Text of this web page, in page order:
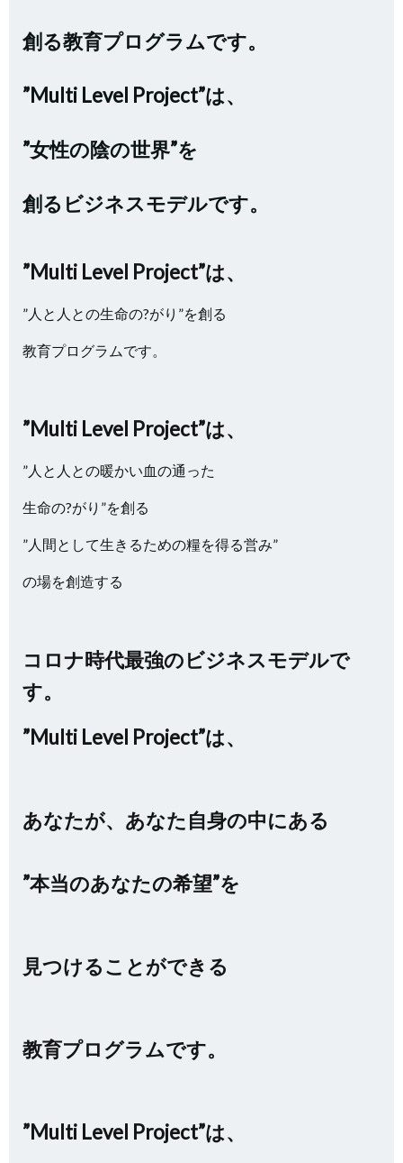
創る教育プログラムです。
”Multi Level Project”は、
”女性の陰の世界”を
創るビジネスモデルです。
”Multi Level Project”は、
”人と人との生命の?がり”を創る
教育プログラムです。
”Multi Level Project”は、
”人と人との暖かい血の通った
生命の?がり”を創る
”人間として生きるための糧を得る営み”
の場を創造する
コロナ時代最強のビジネスモデルで
す。
”Multi Level Project”は、
あなたが、あなた自身の中にある
”本当のあなたの希望”を
見つけることができる
教育プログラムです。
”Multi Level Project”は、